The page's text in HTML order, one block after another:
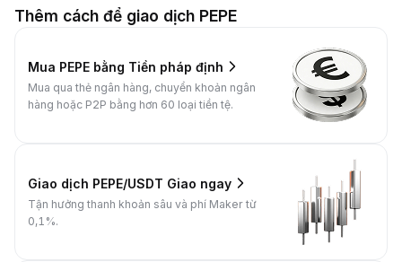
Thêm cách để giao dịch PEPE
Mua PEPE bằng Tiền pháp định
Mua qua thẻ ngân hàng, chuyển khoản ngân
hàng hoặc P2P bằng hơn 60 loại tiền tệ.
Giao dịch PEPE/USDT Giao ngay
Tận hưởng thanh khoản sâu và phí Maker từ
0,1%.